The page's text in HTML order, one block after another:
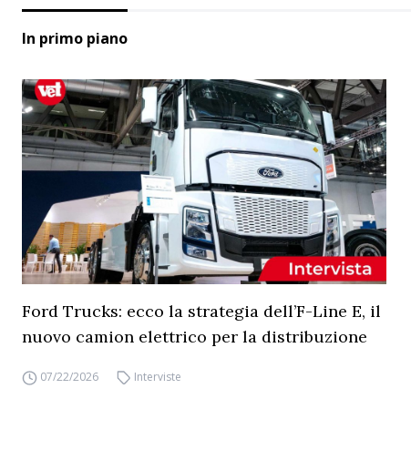
In primo piano
Ford Trucks: ecco la strategia dell’F-Line E, il
nuovo camion elettrico per la distribuzione
07/22/2026 Interviste